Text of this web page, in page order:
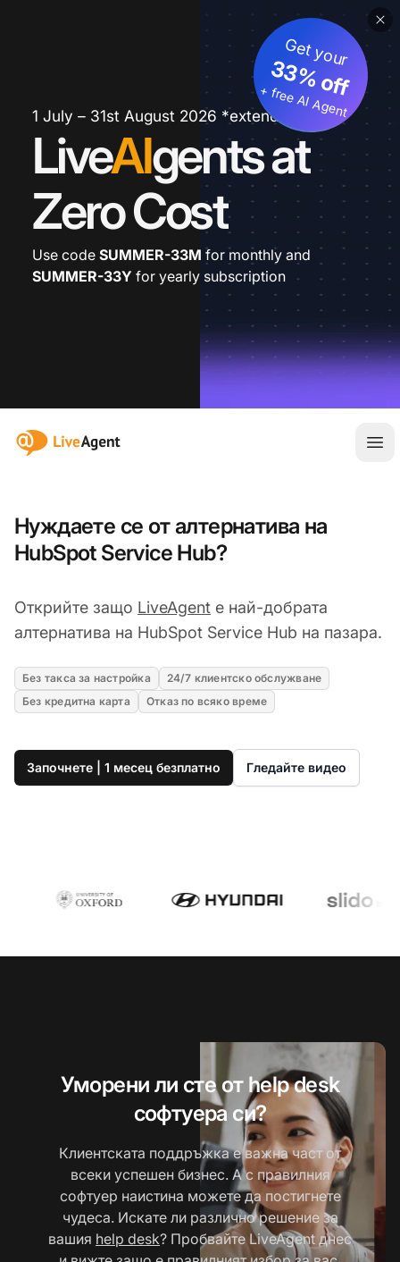
1 July – 31st August 2026 *extended
LiveAIgents at
Zero Cost
Get your
33% off
+ free AI Agent
Use code SUMMER-33M for monthly and
SUMMER-33Y for yearly subscription
:site.title
Нуждаете се от алтернатива на
HubSpot Service Hub?
Открийте защо LiveAgent е най-добрата
алтернатива на HubSpot Service Hub на пазара.
Без такса за настройка
24/7 клиентско обслужване
Без кредитна карта
Отказ по всяко време
Започнете | 1 месец безплатно Гледайте видео
Уморени ли сте от help desk
софтуера си?
Клиентската поддръжка е важна част от
всеки успешен бизнес. А с правилния
софтуер наистина можете да постигнете
чудеса. Искате ли различно решение за
вашия help desk? Пробвайте LiveAgent днес